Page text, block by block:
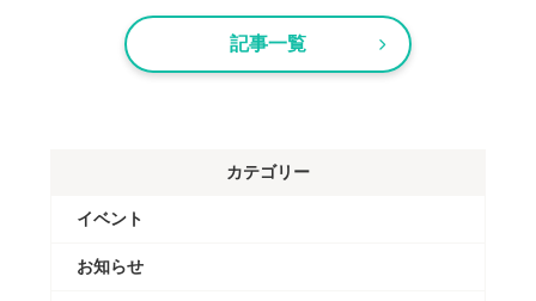
記事一覧
カテゴリー
イベント
お知らせ